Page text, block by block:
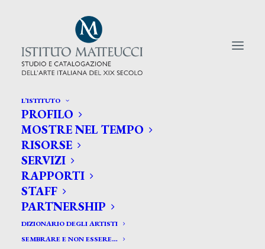
L’ISTITUTO
PROFILO
MOSTRE NEL TEMPO
RISORSE
SERVIZI
RAPPORTI
STAFF
PARTNERSHIP
DIZIONARIO DEGLI ARTISTI
SEMBRARE E NON ESSERE…
CERCA TRA GLI ARTISTI:
Search
for: